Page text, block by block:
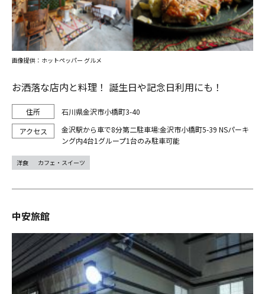
お洒落な店内と料理！ 誕生日や記念日利用にも！
石川県金沢市小橋町3-40
金沢駅から車で8分第二駐車場:金沢市小橋町5-39 NSパーキ
ング内4台1グループ1台のみ駐車可能
画像提供：ホットペッパー グルメ
洋食 カフェ・スイーツ
中安旅館